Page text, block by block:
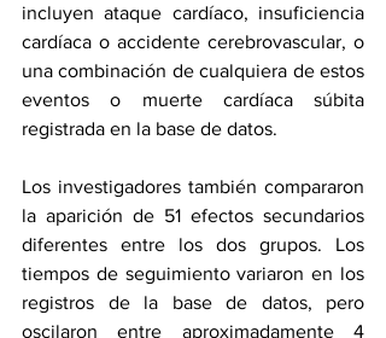
incluyen ataque cardíaco, insuficiencia
cardíaca o accidente cerebrovascular, o
una combinación de cualquiera de estos
eventos o muerte cardíaca súbita
registrada en la base de datos.
Los investigadores también compararon
la aparición de 51 efectos secundarios
diferentes entre los dos grupos. Los
tiempos de seguimiento variaron en los
registros de la base de datos, pero
oscilaron entre aproximadamente 4